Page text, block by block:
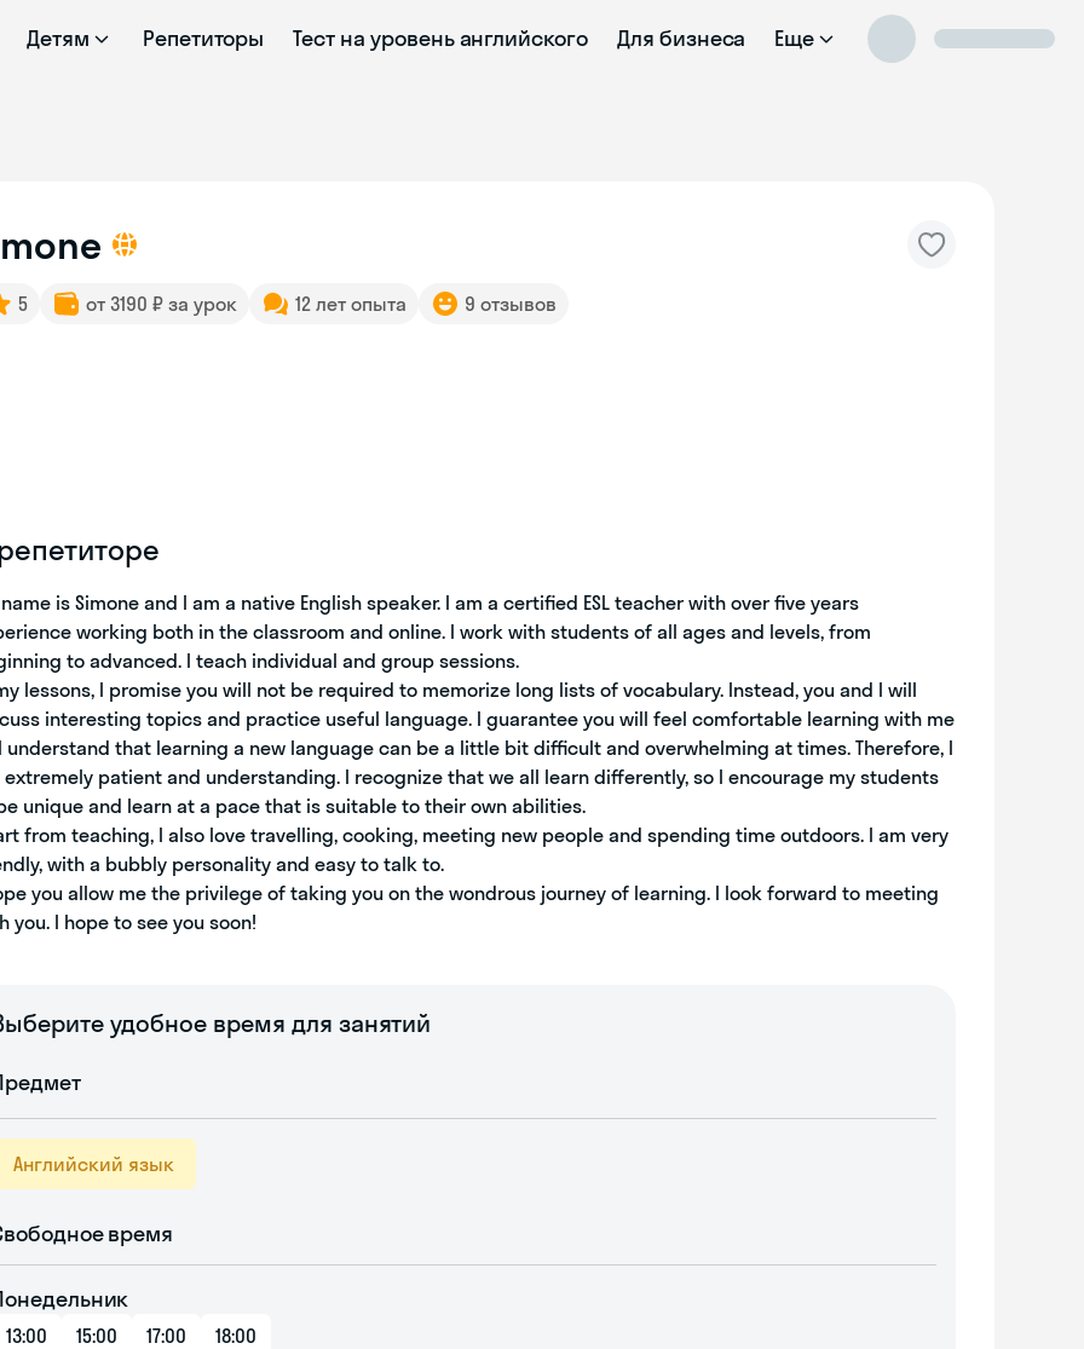
Детям Репетиторы Тест на уровень английского Для бизнеса Еще
5 от 3190 ₽ за урок 12 лет опыта 9 отзывов
name is Simone and I am a native English speaker. I am a certified ESL teacher with over five years
working both in the classroom and online. I work with students of all ages and levels, from
to advanced. I teach individual and group sessions.
lessons, I promise you will not be required to memorize long lists of vocabulary. Instead, you and I will
interesting topics and practice useful language. I guarantee you will feel comfortable learning with me
understand that learning a new language can be a little bit difficult and overwhelming at times. Therefore, I
extremely patient and understanding. I recognize that we all learn differently, so I encourage my students
unique and learn at a pace that is suitable to their own abilities.
from teaching, I also love travelling, cooking, meeting new people and spending time outdoors. I am very
with a bubbly personality and easy to talk to.
you allow me the privilege of taking you on the wondrous journey of learning. I look forward to meeting
you. I hope to see you soon!
удобное время для занятий
Английский язык
время
13:00 15:00 17:00 18:00